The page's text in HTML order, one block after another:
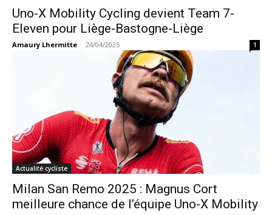
Uno-X Mobility Cycling devient Team 7-
Eleven pour Liège-Bastogne-Liège
Amaury Lhermitte - 24/04/2025 1
Actualité cycliste
Milan San Remo 2025 : Magnus Cort
meilleure chance de l’équipe Uno-X Mobility